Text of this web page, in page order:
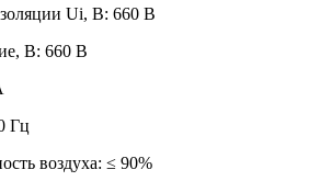
Ui, В: 660 В
В: 660 В
Гц
воздуха: ≤ 90%